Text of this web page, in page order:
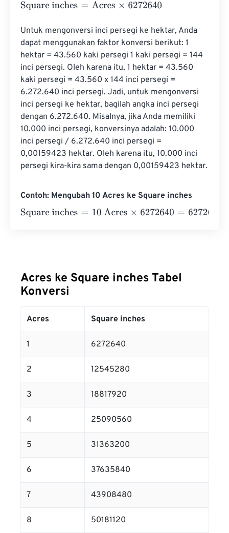
Square inches= Acres×6272640
Untuk mengonversi inci persegi ke hektar, Anda
dapat menggunakan faktor konversi berikut: 1
hektar = 43.560 kaki persegi 1 kaki persegi = 144
inci persegi. Oleh karena itu, 1 hektar = 43.560
kaki persegi = 43.560 x 144 inci persegi =
6.272.640 inci persegi. Jadi, untuk mengonversi
inci persegi ke hektar, bagilah angka inci persegi
dengan 6.272.640. Misalnya, jika Anda memiliki
10.000 inci persegi, konversinya adalah: 10.000
inci persegi / 6.272.640 inci persegi =
0,00159423 hektar. Oleh karena itu, 10.000 inci
persegi kira-kira sama dengan 0,00159423 hektar.
Contoh: Mengubah 10 Acres ke Square inches
Square inches= 10 Acres×6272640=62726400 Square
Acres ke Square inches Tabel
Konversi
Acres Square inches
1 6272640
2 12545280
3 18817920
4 25090560
5 31363200
6 37635840
7 43908480
8 50181120